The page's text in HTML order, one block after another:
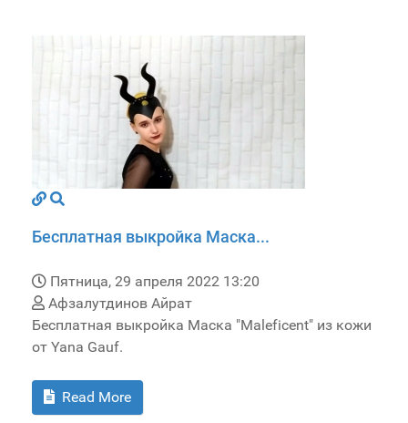
Бесплатная выкройка Маска...
Пятница, 29 апреля 2022 13:20
Афзалутдинов Айрат
Бесплатная выкройка Маска "Maleficent" из кожи
от Yana Gauf.
Read More